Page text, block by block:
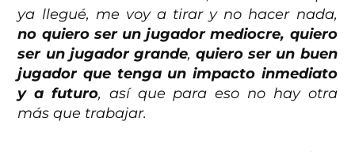
ya llegué, me voy a tirar y no hacer nada,
no quiero ser un jugador mediocre, quiero
ser un jugador grande,quiero ser un buen
jugador que tenga un impacto inmediato
y a futuro, así que para eso no hay otra
más que trabajar.